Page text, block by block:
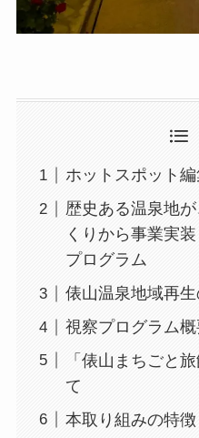
ホットスポット
歴史ある温泉地
くりから事業実
プログラム
俵山温泉地域再
視察プログラム
「俵山まちごと
て
本取り組みの特徴